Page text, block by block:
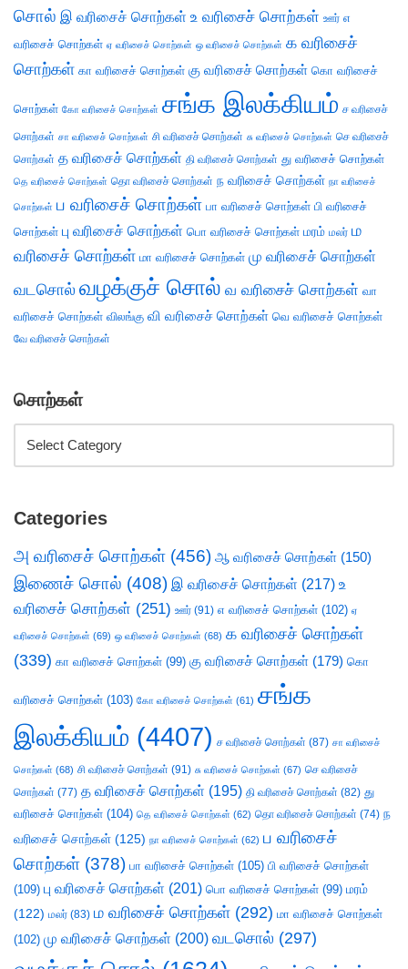
சொல் இ வரிசைச் சொற்கள் உ வரிசைச் சொற்கள் ஊர் எ
வரிசைச் சொற்கள் ஏ வரிசைச் சொற்கள் ஒ வரிசைச் சொற்கள் க வரிசைச்
சொற்கள் கா வரிசைச் சொற்கள் கு வரிசைச் சொற்கள் கொ வரிசைச்
சொற்கள் கோ வரிசைச் சொற்கள் சங்க இலக்கியம் ச வரிசைச்
சொற்கள் சா வரிசைச் சொற்கள் சி வரிசைச் சொற்கள் சு வரிசைச் சொற்கள் செ வரிசைச்
சொற்கள் த வரிசைச் சொற்கள் தி வரிசைச் சொற்கள் து வரிசைச் சொற்கள்
தெ வரிசைச் சொற்கள் தொ வரிசைச் சொற்கள் ந வரிசைச் சொற்கள் நா வரிசைச்
சொற்கள் ப வரிசைச் சொற்கள் பா வரிசைச் சொற்கள் பி வரிசைச்
சொற்கள் பு வரிசைச் சொற்கள் பொ வரிசைச் சொற்கள் மரம் மலர் ம
வரிசைச் சொற்கள் மா வரிசைச் சொற்கள் மு வரிசைச் சொற்கள்
வடசொல் வழக்குச் சொல் வ வரிசைச் சொற்கள் வா
வரிசைச் சொற்கள் விலங்கு வி வரிசைச் சொற்கள் வெ வரிசைச் சொற்கள்
வே வரிசைச் சொற்கள்
சொற்கள்
Categories
அ வரிசைச் சொற்கள் (456) ஆ வரிசைச் சொற்கள் (150)
இணைச் சொல் (408) இ வரிசைச் சொற்கள் (217) உ
வரிசைச் சொற்கள் (251) ஊர் (91) எ வரிசைச் சொற்கள் (102) ஏ
வரிசைச் சொற்கள் (69) ஒ வரிசைச் சொற்கள் (68) க வரிசைச் சொற்கள்
(339) கா வரிசைச் சொற்கள் (99) கு வரிசைச் சொற்கள் (179) கொ
வரிசைச் சொற்கள் (103) கோ வரிசைச் சொற்கள் (61) சங்க
இலக்கியம் (4407) ச வரிசைச் சொற்கள் (87) சா வரிசைச்
சொற்கள் (68) சி வரிசைச் சொற்கள் (91) சு வரிசைச் சொற்கள் (67) செ வரிசைச்
சொற்கள் (77) த வரிசைச் சொற்கள் (195) தி வரிசைச் சொற்கள் (82) து
வரிசைச் சொற்கள் (104) தெ வரிசைச் சொற்கள் (62) தொ வரிசைச் சொற்கள் (74) ந
வரிசைச் சொற்கள் (125) நா வரிசைச் சொற்கள் (62) ப வரிசைச்
சொற்கள் (378) பா வரிசைச் சொற்கள் (105) பி வரிசைச் சொற்கள்
(109) பு வரிசைச் சொற்கள் (201) பொ வரிசைச் சொற்கள் (99) மரம்
(122) மலர் (83) ம வரிசைச் சொற்கள் (292) மா வரிசைச் சொற்கள்
(102) மு வரிசைச் சொற்கள் (200) வடசொல் (297)